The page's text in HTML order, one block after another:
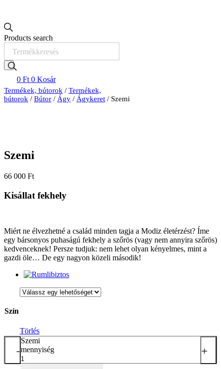
Products search
0 Ft 0 Kosár
Termékek, bútorok / Termékek,
bútorok / Bútor / Ágy / Ágykeret / Szemi
Szemi
66 000 Ft
Kisállat fekhely
Miért ne élvezhetné a család minden tagja a Modiz életérzést? Íme
egy bársonyos puhaságú fekhely a szőrös (vagy nem annyira szőrös)
kedvenceknek! Persze tudjuk: nem lehet olyan kényelmes, mint a
gazdi öle… De egy nagyon közeli második!
Szín
Törlés
-
Szemi
mennyiség
+